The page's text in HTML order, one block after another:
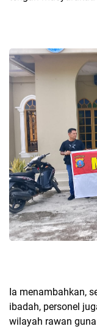
Ia menambahkan,
ibadah, personel
wilayah rawan